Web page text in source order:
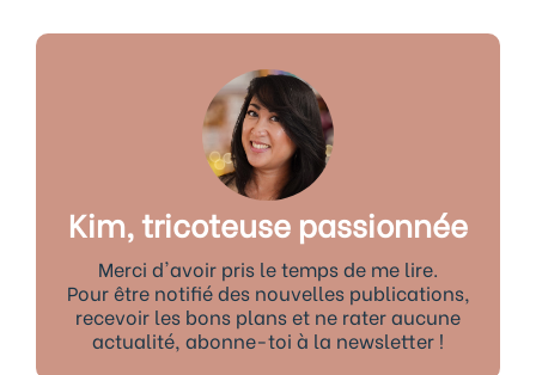
Kim, tricoteuse passionnée
Merci d'avoir pris le temps de me lire.
Pour être notifié des nouvelles publications,
recevoir les bons plans et ne rater aucune
actualité, abonne-toi à la newsletter !